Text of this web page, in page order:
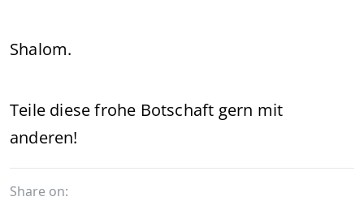
Shalom.
Teile diese frohe Botschaft gern mit
anderen!
Share on: